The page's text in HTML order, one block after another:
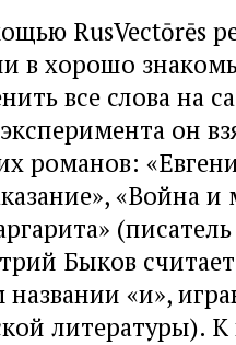
RusVectōrēs
в хорошо
все слова на
он
романов:
«Война
Быков
«и»,
литературы).